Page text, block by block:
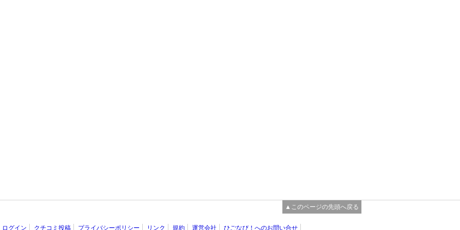
▲このページの先頭へ戻る
ログイン クチコミ投稿 プライバシーポリシー リンク 規約 運営会社 ひごなび！へのお問い合せ